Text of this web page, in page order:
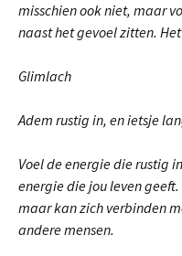
misschien ook niet, maar
naast het gevoel zitten.
Glimlach
Adem rustig in, en ietsje
Voel de energie die rustig
energie die jou leven
maar kan zich verbinden
andere mensen.